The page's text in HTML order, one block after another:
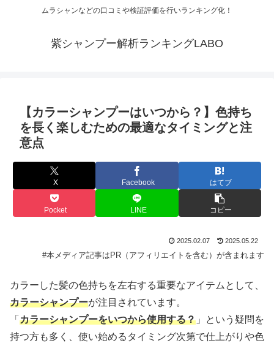
ムラシャンなどの口コミや検証評価を行いランキング化！
紫シャンプー解析ランキングLABO
【カラーシャンプーはいつから？】色持ち
を長く楽しむための最適なタイミングと注
意点
X Facebook はてブ
Pocket LINE コピー
2025.02.07 2025.05.22
#本メディア記事はPR（アフィリエイトを含む）が含まれます
カラーした髪の色持ちを左右する重要なアイテムとして、
カラーシャンプーが注目されています。
「 カラーシャンプーをいつから使用する？ 」という疑問を
持つ方も多く、使い始めるタイミング次第で仕上がりや色